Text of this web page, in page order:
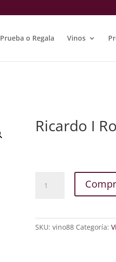
Prueba o Regala Vinos
Ricardo I
SKU: vino88 Categoría: